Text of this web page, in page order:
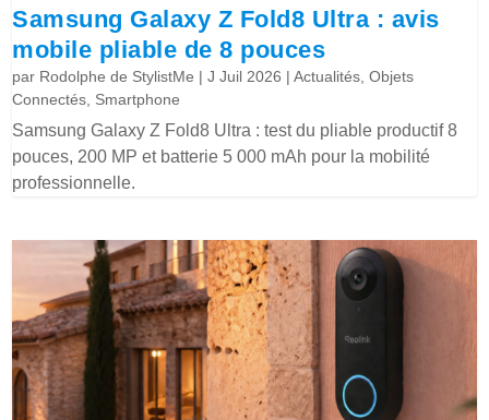
Samsung Galaxy Z Fold8 Ultra : avis
mobile pliable de 8 pouces
par Rodolphe de StylistMe |J Juil 2026 |Actualités ,Objets
Connectés Smartphone
Samsung Galaxy Z Fold8 Ultra : test du pliable productif 8
pouces, 200 MP et batterie 5 000 mAh pour la mobilité
professionnelle.